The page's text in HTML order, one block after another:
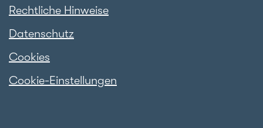
Rechtliche Hinweise
Datenschutz
Cookies
Cookie-Einstellungen